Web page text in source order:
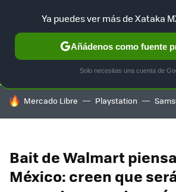
SELECCIÓN GAMING HOME
HOY SE HABLA DE
Mercado Libre Playstation
Bait de Walmart
México: creen que
Ya puedes ver más de Xataka
Añádenos como fuente
Solo necesitas una cuenta de